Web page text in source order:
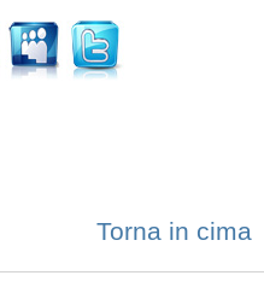
Torna in cima